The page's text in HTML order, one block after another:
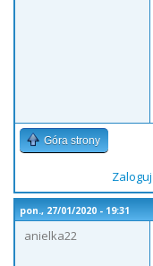
Góra strony
pon., 27/01/2020 - 19:31
anielka22